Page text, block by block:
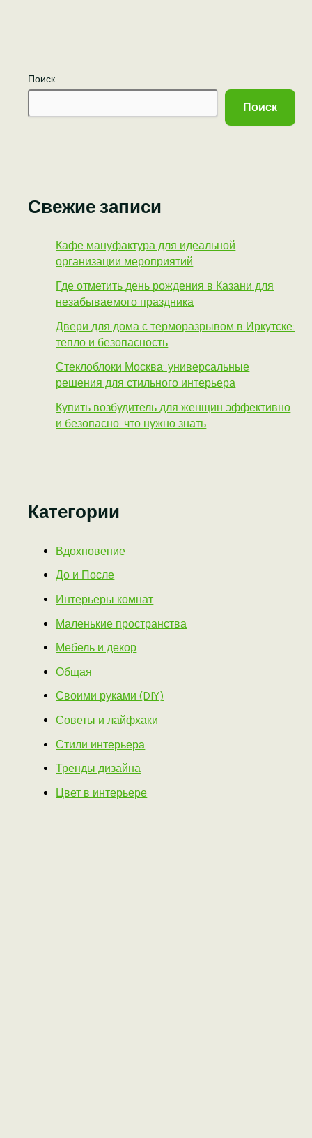
Поиск
Поиск
Свежие записи
Кафе мануфактура для идеальной
организации мероприятий
Где отметить день рождения в Казани для
незабываемого праздника
Двери для дома с терморазрывом в Иркутске:
тепло и безопасность
Стеклоблоки Москва: универсальные
решения для стильного интерьера
Купить возбудитель для женщин эффективно
и безопасно: что нужно знать
Категории
Вдохновение
До и После
Интерьеры комнат
Маленькие пространства
Мебель и декор
Общая
Своими руками (DIY)
Советы и лайфхаки
Стили интерьера
Тренды дизайна
Цвет в интерьере